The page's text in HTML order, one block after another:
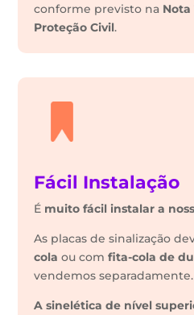
conforme previsto na Nota
Proteção Civil.
Fácil Instalação
É muito fácil instalar a
As placas de sinalização
cola ou comfita-cola de
vendemos separadamente.
A sinelética de nível